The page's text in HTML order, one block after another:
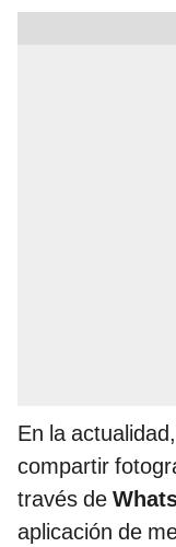
En la
compartir
través de
aplicación de